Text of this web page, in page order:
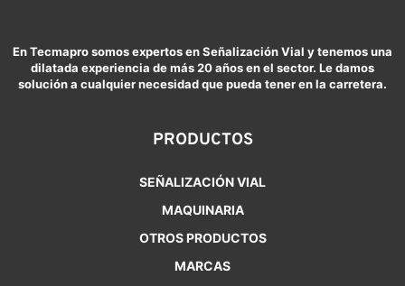
En Tecmapro somos expertos en Señalización Vial y tenemos una
dilatada experiencia de más 20 años en el sector. Le damos
solución a cualquier necesidad que pueda tener en la carretera.
PRODUCTOS
SEÑALIZACIÓN VIAL
MAQUINARIA
OTROS PRODUCTOS
MARCAS